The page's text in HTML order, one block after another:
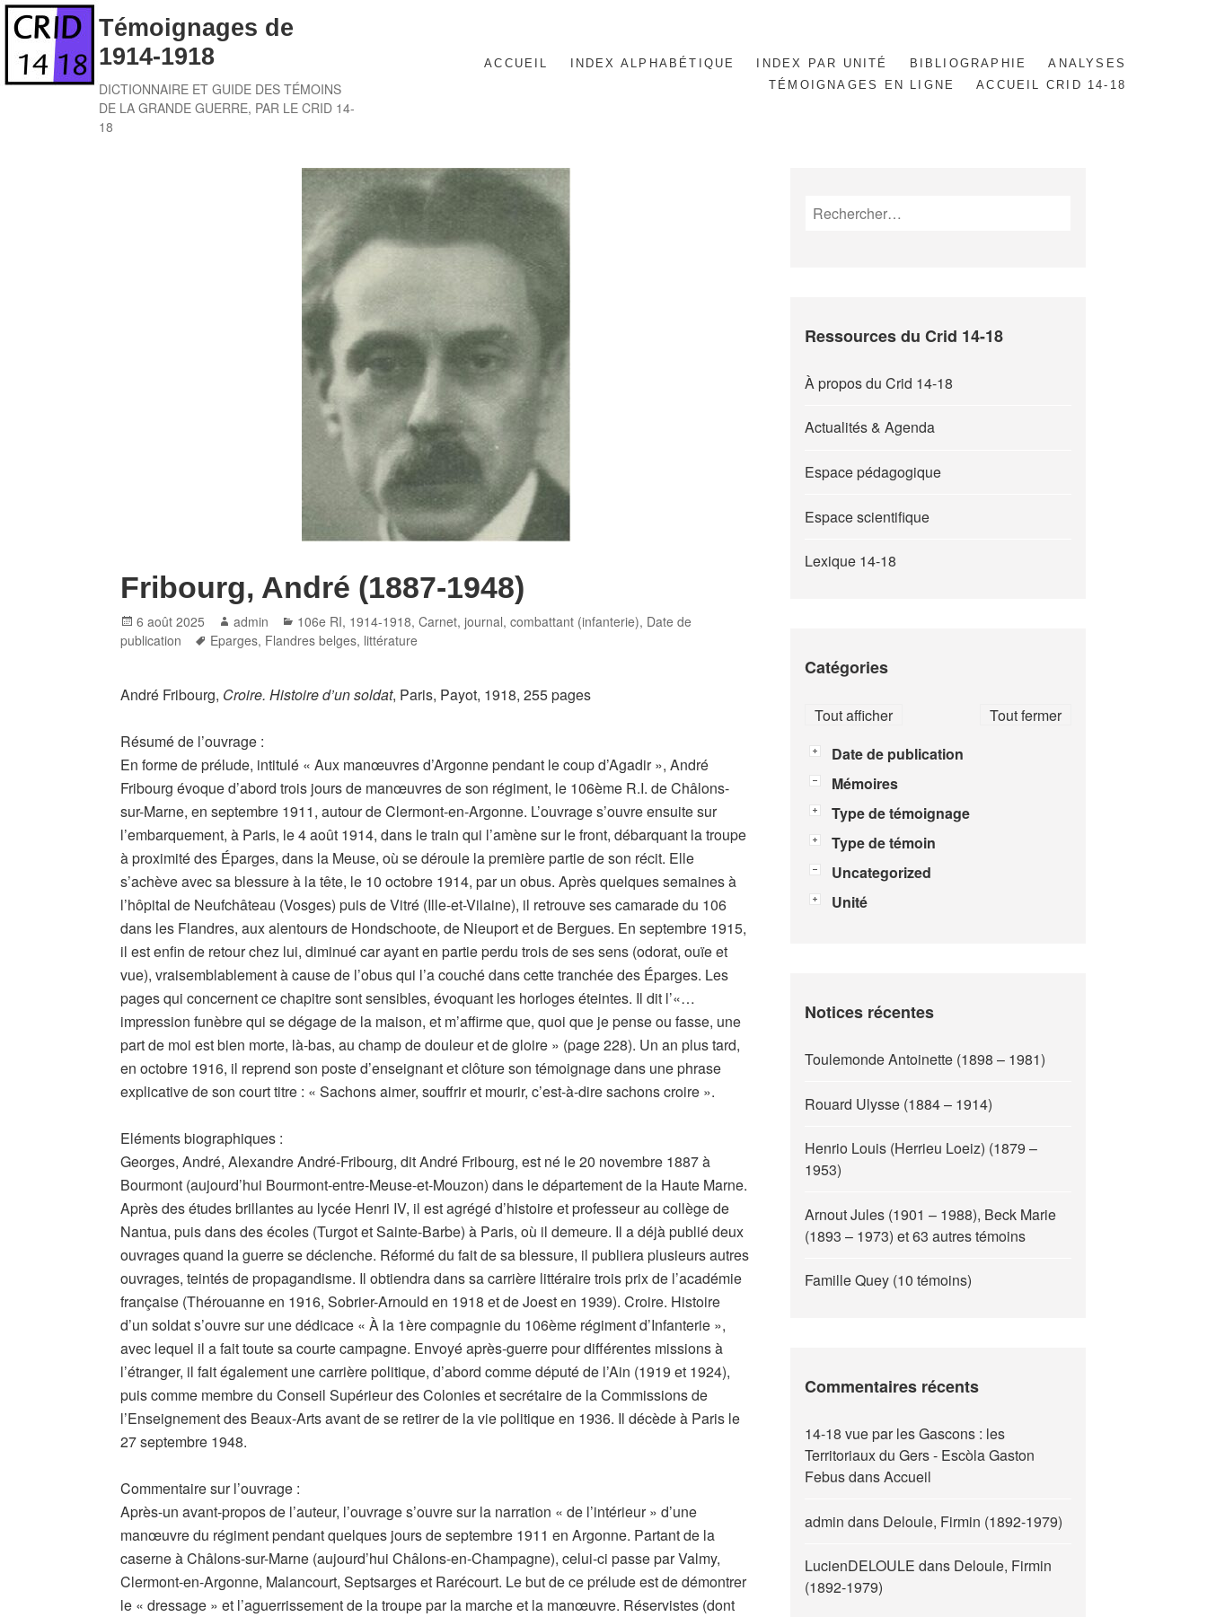
Skip
content
Témoignages de
1914-1918
DICTIONNAIRE ET GUIDE DES TÉMOINS
DE LA GRANDE GUERRE, PAR LE CRID 14-
18
ACCUEIL INDEX ALPHABÉTIQUE INDEX PAR UNITÉ BIBLIOGRAPHIE
ANALYSES
TÉMOIGNAGES EN LIGNE
ACCUEIL CRID 14-18
Fribourg, André (1887-1948)
Posted
on
6 août 2025 Author
admin Categories
106e RI, 1914-1918,Carnet, journal,combattant (infanterie), Date de
publication
Tags
Eparges, Flandres belges, littérature
André Fribourg, Croire. Histoire d’un soldat, Paris, Payot, 1918, 255 pages
Résumé de l’ouvrage :
En forme de prélude, intitulé « Aux manœuvres d’Argonne pendant le coup d’Agadir », André
Fribourg évoque d’abord trois jours de manœuvres de son régiment, le 106ème R.I. de Châlons-
sur-Marne, en septembre 1911, autour de Clermont-en-Argonne. L’ouvrage s’ouvre ensuite sur
l’embarquement, à Paris, le 4 août 1914, dans le train qui l’amène sur le front, débarquant la troupe
à proximité des Éparges, dans la Meuse, où se déroule la première partie de son récit. Elle
s’achève avec sa blessure à la tête, le 10 octobre 1914, par un obus. Après quelques semaines à
l’hôpital de Neufchâteau (Vosges) puis de Vitré (Ille-et-Vilaine), il retrouve ses camarade du 106
dans les Flandres, aux alentours de Hondschoote, de Nieuport et de Bergues. En septembre 1915,
il est enfin de retour chez lui, diminué car ayant en partie perdu trois de ses sens (odorat, ouïe et
vue), vraisemblablement à cause de l’obus qui l’a couché dans cette tranchée des Éparges. Les
pages qui concernent ce chapitre sont sensibles, évoquant les horloges éteintes. Il dit l’«…
impression funèbre qui se dégage de la maison, et m’affirme que, quoi que je pense ou fasse, une
part de moi est bien morte, là-bas, au champ de douleur et de gloire » (page 228). Un an plus tard,
en octobre 1916, il reprend son poste d’enseignant et clôture son témoignage dans une phrase
explicative de son court titre : « Sachons aimer, souffrir et mourir, c’est-à-dire sachons croire ».
Eléments biographiques :
Georges, André, Alexandre André-Fribourg, dit André Fribourg, est né le 20 novembre 1887 à
Bourmont (aujourd’hui Bourmont-entre-Meuse-et-Mouzon) dans le département de la Haute Marne.
Après des études brillantes au lycée Henri IV, il est agrégé d’histoire et professeur au collège de
Nantua, puis dans des écoles (Turgot et Sainte-Barbe) à Paris, où il demeure. Il a déjà publié deux
ouvrages quand la guerre se déclenche. Réformé du fait de sa blessure, il publiera plusieurs autres
ouvrages, teintés de propagandisme. Il obtiendra dans sa carrière littéraire trois prix de l’académie
française (Thérouanne en 1916, Sobrier-Arnould en 1918 et de Joest en 1939). Croire. Histoire
d’un soldat s’ouvre sur une dédicace « À la 1ère compagnie du 106ème régiment d’Infanterie »,
avec lequel il a fait toute sa courte campagne. Envoyé après-guerre pour différentes missions à
l’étranger, il fait également une carrière politique, d’abord comme député de l’Ain (1919 et 1924),
puis comme membre du Conseil Supérieur des Colonies et secrétaire de la Commissions de
l’Enseignement des Beaux-Arts avant de se retirer de la vie politique en 1936. Il décède à Paris le
27 septembre 1948.
Commentaire sur l’ouvrage :
Après-un avant-propos de l’auteur, l’ouvrage s’ouvre sur la narration « de l’intérieur » d’une
manœuvre du régiment pendant quelques jours de septembre 1911 en Argonne. Partant de la
caserne à Châlons-sur-Marne (aujourd’hui Châlons-en-Champagne), celui-ci passe par Valmy,
Clermont-en-Argonne, Malancourt, Septsarges et Rarécourt. Le but de ce prélude est de démontrer
le « dressage » et l’aguerrissement de la troupe par la marche et la manœuvre. Réservistes (dont
Rechercher :
Ressources du Crid 14-18
À propos du Crid 14-18
Actualités & Agenda
Espace pédagogique
Espace scientifique
Lexique 14-18
Catégories
Tout fermer
Tout afficher
Date de publication
Mémoires
Type de témoignage
Type de témoin
Uncategorized
Unité
Notices récentes
Toulemonde Antoinette (1898 – 1981)
Rouard Ulysse (1884 – 1914)
Henrio Louis (Herrieu Loeiz) (1879 –
1953)
Arnout Jules (1901 – 1988), Beck Marie
(1893 – 1973) et 63 autres témoins
Famille Quey (10 témoins)
Commentaires récents
14-18 vue par les Gascons : les
Territoriaux du Gers - Escòla Gaston
FebusdansAccueil
admin dans Deloule, Firmin (1892-1979)
LucienDELOULE dans Deloule, Firmin
(1892-1979)